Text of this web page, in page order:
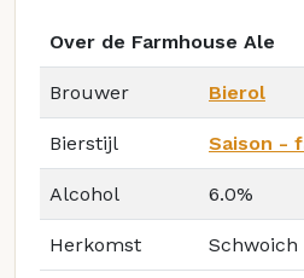
Over de Farmhouse Ale
Brouwer Bierol
Bierstijl Saison -
Alcohol 6.0%
Herkomst Schwoich